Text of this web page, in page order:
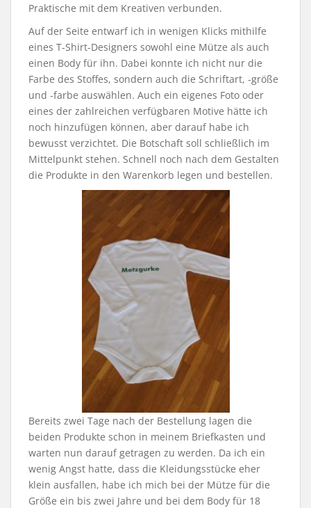
Praktische mit dem Kreativen verbunden.
Auf der Seite entwarf ich in wenigen Klicks mithilfe
eines T-Shirt-Designers sowohl eine Mütze als auch
einen Body für ihn. Dabei konnte ich nicht nur die
Farbe des Stoffes, sondern auch die Schriftart, -größe
und -farbe auswählen. Auch ein eigenes Foto oder
eines der zahlreichen verfügbaren Motive hätte ich
noch hinzufügen können, aber darauf habe ich
bewusst verzichtet. Die Botschaft soll schließlich im
Mittelpunkt stehen. Schnell noch nach dem Gestalten
die Produkte in den Warenkorb legen und bestellen.
Bereits zwei Tage nach der Bestellung lagen die
beiden Produkte schon in meinem Briefkasten und
warten nun darauf getragen zu werden. Da ich ein
wenig Angst hatte, dass die Kleidungsstücke eher
klein ausfallen, habe ich mich bei der Mütze für die
Größe ein bis zwei Jahre und bei dem Body für 18